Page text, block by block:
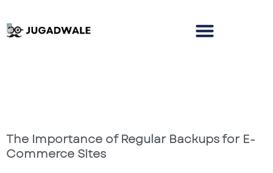
The Importance of Regular Backups for E-
Commerce Sites